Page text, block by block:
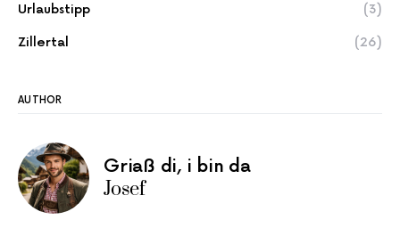
Urlaubstipp (3)
Zillertal (26)
AUTHOR
Griaß di, i bin da
Josef